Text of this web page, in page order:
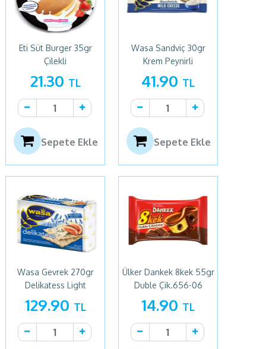
Eti Süt Burger 35gr
Çilekli
21.30 TL
Sepete Ekle
Wasa Sandviç 30gr
Krem Peynirli
41.90 TL
Sepete Ekle
Wasa Gevrek 270gr
Delikatess Light
129.90 TL
Ülker Dankek 8kek 55gr
Duble Çik.656-06
14.90 TL